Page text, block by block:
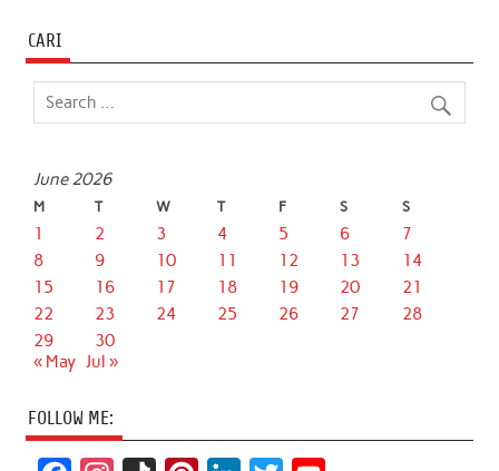
CARI
June 2026
M T W T F S S
1 2 3 4 5 6
7
8
9 10 11 12 13
14
15
16 17 18 19 20
21
22
23 24 25 26 27
28
29
30
« May Jul »
FOLLOW ME: